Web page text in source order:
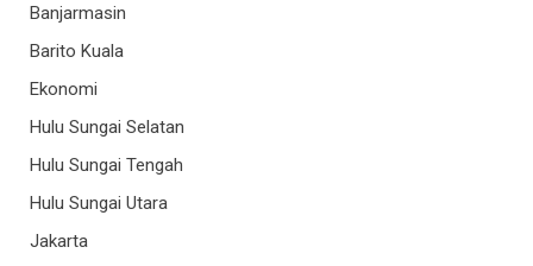
Banjarmasin
Barito Kuala
Ekonomi
Hulu Sungai Selatan
Hulu Sungai Tengah
Hulu Sungai Utara
Jakarta